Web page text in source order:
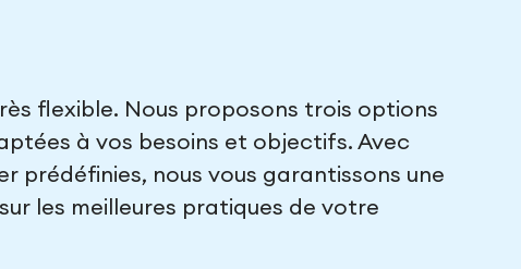
flexible. Nous proposons trois options
à vos besoins et objectifs. Avec
prédéfinies, nous vous garantissons une
les meilleures pratiques de votre